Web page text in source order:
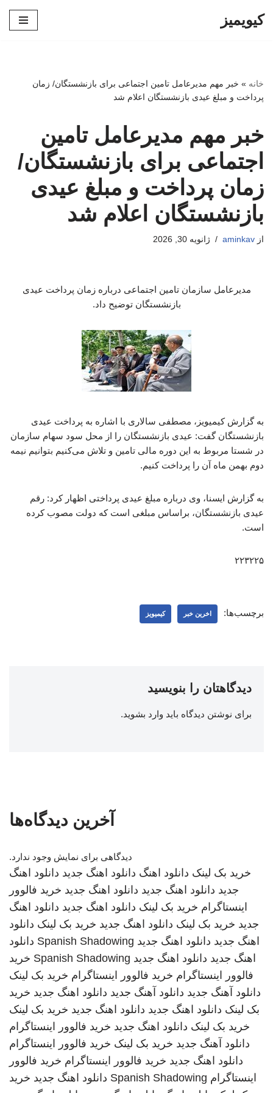
کیویمیز
خانه » خبر مهم مدیرعامل تامین اجتماعی برای بازنشستگان/ زمان
پرداخت و مبلغ عیدی بازنشستگان اعلام شد
خبر مهم مدیرعامل تامین
اجتماعی برای بازنشستگان/
زمان پرداخت و مبلغ عیدی
بازنشستگان اعلام شد
از aminkav ژانویه 30, 2026
مدیرعامل سازمان تامین اجتماعی درباره زمان پرداخت عیدی
بازنشستگان توضیح داد.
به گزارش کیمیویز، مصطفی سالاری با اشاره به پرداخت عیدی
بازنشستگان گفت: عیدی بازنشستگان را از محل سود سهام سازمان
در شستا مربوط به این دوره مالی تامین و تلاش می‌کنیم بتوانیم نیمه
دوم بهمن ماه آن را پرداخت کنیم.
به گزارش ایسنا، وی درباره مبلغ عیدی پرداختی اظهار کرد: رقم
عیدی بازنشستگان، براساس مبلغی است که دولت مصوب کرده
است.
۲۲۳۲۲۵
برچسب‌ها: اخرین خبر کیمیویز
دیدگاهتان را بنویسید
برای نوشتن دیدگاه باید وارد بشوید.
آخرین دیدگاه‌ها
دیدگاهی برای نمایش وجود ندارد.
خرید بک لینک دانلود اهنگ دانلود اهنگ جدید دانلود اهنگ
جدید دانلود اهنگ جدید دانلود اهنگ جدید خرید فالوور
اینستاگرام خرید بک لینک دانلود اهنگ جدید دانلود اهنگ
جدید خرید بک لینک دانلود اهنگ جدید خرید بک لینک دانلود
اهنگ جدید دانلود اهنگ جدید Spanish Shadowing دانلود
اهنگ جدید دانلود اهنگ جدید Spanish Shadowing خرید
فالوور اینستاگرام خرید فالوور اینستاگرام خرید بک لینک
دانلود آهنگ جدید دانلود آهنگ جدید دانلود اهنگ جدید خرید
بک لینک دانلود اهنگ جدید دانلود اهنگ جدید خرید بک لینک
خرید بک لینک دانلود اهنگ جدید خرید فالوور اینستاگرام
دانلود آهنگ جدید خرید بک لینک خرید فالوور اینستاگرام
دانلود اهنگ جدید خرید فالوور اینستاگرام خرید فالوور
اینستاگرام Spanish Shadowing دانلود اهنگ جدید خرید